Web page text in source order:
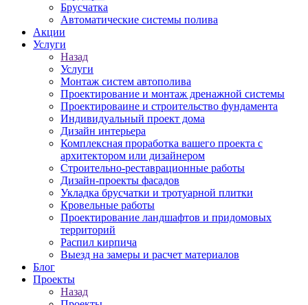
Брусчатка
Автоматические системы полива
Акции
Услуги
Назад
Услуги
Монтаж систем автополива
Проектирование и монтаж дренажной системы
Проектироваине и строительство фундамента
Индивидуальный проект дома
Дизайн интерьера
Комплексная проработка вашего проекта с
архитектором или дизайнером
Строительно-реставрационные работы
Дизайн-проекты фасадов
Укладка брусчатки и тротуарной плитки
Кровельные работы
Проектирование ландшафтов и придомовых
территорий
Распил кирпича
Выезд на замеры и расчет материалов
Блог
Проекты
Назад